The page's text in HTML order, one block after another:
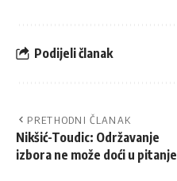
Podijeli članak
PRETHODNI ČLANAK
Nikšić-Toudic: Održavanje
izbora ne može doći u pitanje